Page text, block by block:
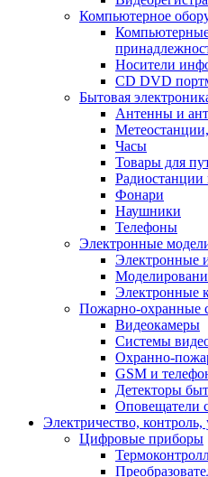
Компьютерное
Носители
CD DVD
Бытовая
Антенны и
Часы
Товары для
Радиостанции
Фонари
Наушники
Телефоны
Электронные
Электронные
Электронные
Пожарно-охранные
Видеокамеры
Системы
Охранно-
GSM и
Детекторы
Оповещатели
Электричество,
Цифровые приборы